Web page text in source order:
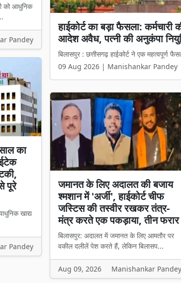
को आधुनिक
Pandey
का
पूरे
खाद्य
Pandey
बिलासपुर में शुरू हुआ जिले का
ही मिलेगा पूरा राशन
बिलासपुर : सार्वजनिक वितरण प्रणाली को आधुनिक
09 Aug 2026 | Manishankar Pandey
जमानत के लिए अदालत की बजाय
श्मशान में 'अर्जी', हाईकोर्ट चीफ
जस्टिस की तस्वीर रखकर तंत्र-
मंत्र करते एक पकड़ाया, तीन फरार
बिलासपुर: अदालत में जमानत के लिए आमतौर पर
वकील दलीलें पेश करते हैं, लेकिन बिलासप...
Aug 09, 2026 Manishankar Pandey